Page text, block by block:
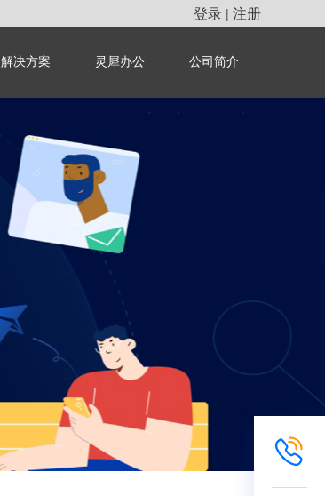
登录 | 注册
解决方案 灵犀办公 公司简介